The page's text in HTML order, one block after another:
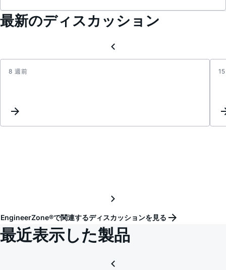
最新のディスカッション
8 週前
EngineerZone®で関連するディスカッションを見る
最近表示した製品